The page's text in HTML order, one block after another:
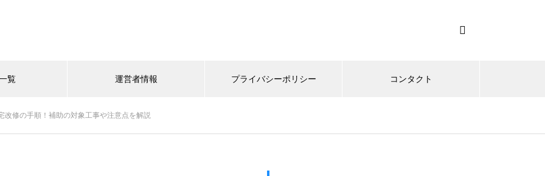
覧 運営者情報 プライバシーポリシー コンタクト
改修の手順！補助の対象工事や注意点を解説